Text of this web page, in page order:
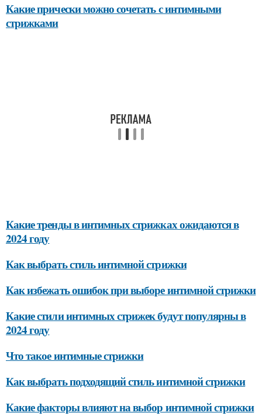
Какие прически можно сочетать с интимными
стрижками
Какие тренды в интимных стрижках ожидаются в
2024 году
Как выбрать стиль интимной стрижки
Как избежать ошибок при выборе интимной стрижки
Какие стили интимных стрижек будут популярны в
2024 году
Что такое интимные стрижки
Как выбрать подходящий стиль интимной стрижки
Какие факторы влияют на выбор интимной стрижки